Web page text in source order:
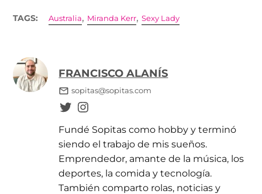
TAGS: Australia, Miranda Kerr,Sexy Lady
FRANCISCO ALANÍS
sopitas@sopitas.com
Fundé Sopitas como hobby y terminó
siendo el trabajo de mis sueños.
Emprendedor, amante de la música, los
deportes, la comida y tecnología.
También comparto rolas, noticias y